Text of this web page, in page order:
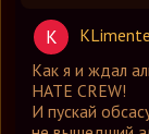
K
KLimente
Как я и ждал
HATE CREW!
И пускай